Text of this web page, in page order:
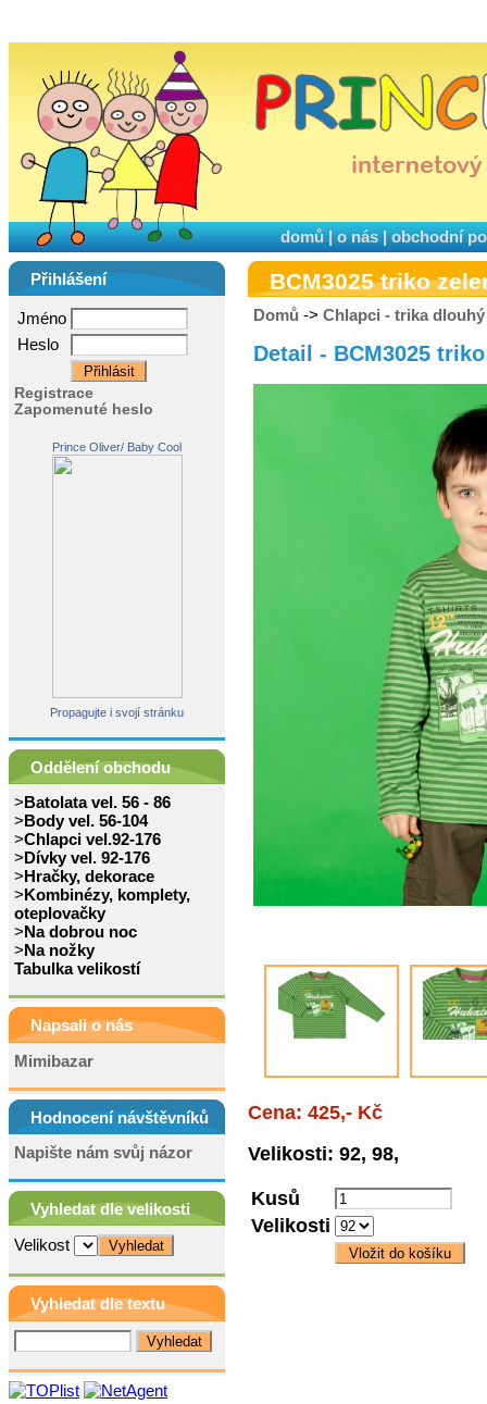
domů|o nás|obchodní
Přihlášení
Jméno
Heslo
Registrace
Zapomenuté heslo
Prince Oliver/ Baby Cool
Propagujte i svojí stránku
Oddělení obchodu
>Batolata vel. 56 - 86
>Body vel. 56-104
>Chlapci vel.92-176
>Dívky vel. 92-176
>Hračky, dekorace
>Kombinézy, komplety,
oteplovačky
>Na dobrou noc
>Na nožky
Tabulka velikostí
Napsali o nás
Mimibazar
Hodnocení návštěvníků
Napište nám svůj názor
Vyhledat dle velikosti
Velikost
Vyhledat dle textu
BCM3025 triko
Domů -> Chlapci - trika
Detail - BCM3025
Cena: 425,- Kč
Velikosti: 92, 98,
Kusů
Velikosti